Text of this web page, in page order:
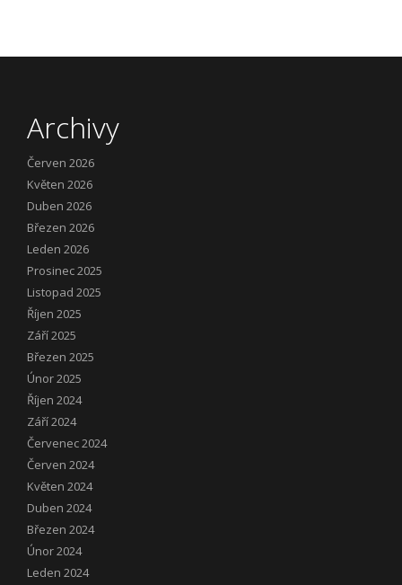
Archivy
Červen 2026
Květen 2026
Duben 2026
Březen 2026
Leden 2026
Prosinec 2025
Listopad 2025
Říjen 2025
Září 2025
Březen 2025
Únor 2025
Říjen 2024
Září 2024
Červenec 2024
Červen 2024
Květen 2024
Duben 2024
Březen 2024
Únor 2024
Leden 2024